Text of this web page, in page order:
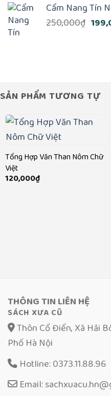
là:
Cẩm Nang Tín
250,000₫ Giá
SẢN PHẨM TƯƠNG TỰ
Tổng Hợp Văn Than Nôm Chữ
Việt
120,000₫
THÔNG TIN LIÊN HỆ
SÁCH XƯA CŨ
Thôn Cổ Điển, Xã Hải
Phố Hà Nội
Hotline: 0373.11.88.96
Email: